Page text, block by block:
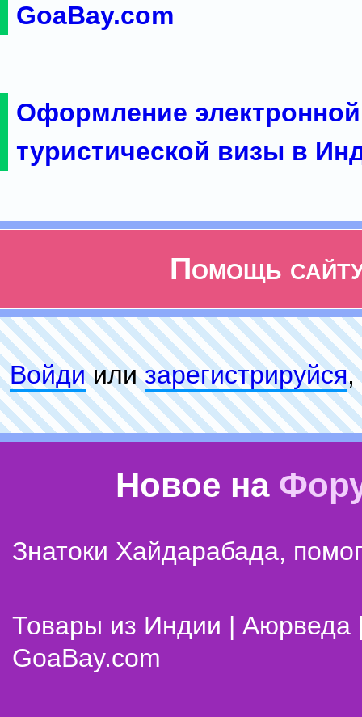
GoaBay.com
Оформление электронной
туристической визы в
Помощь
Войдиилизарeгиcтpируйся,
Новое на
Знатоки Хайдарабада,
Товары из Индии | Аюрведа
GoaBay.com